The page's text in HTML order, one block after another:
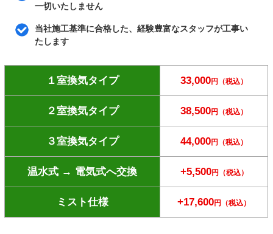
一切いたしません
当社施工基準に合格した、経験豊富なスタッフが工事い
たします
１室換気タイプ 33,000円（税込）
２室換気タイプ 38,500円（税込）
３室換気タイプ 44,000円（税込）
温水式 → 電気式へ交換 +5,500円（税込）
ミスト仕様 +17,600円（税込）